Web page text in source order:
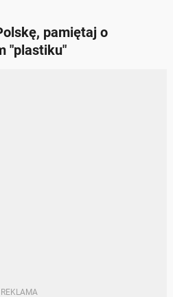
pamiętaj o
"plastiku"